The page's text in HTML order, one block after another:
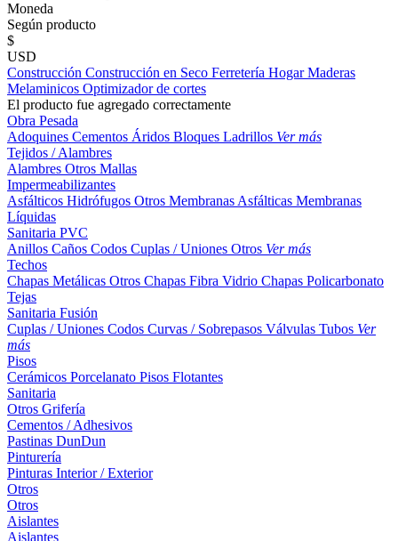
Moneda
Según producto
$
USD
Construcción Construcción en Seco Ferretería HogarMaderas
Melaminicos Optimizador de cortes
El producto fue agregado correctamente
Obra Pesada
Adoquines Cementos Áridos Bloques Ladrillos Ver más
Tejidos / Alambres
Alambres Otros Mallas
Impermeabilizantes
Asfálticos Hidrófugos Otros Membranas Asfálticas Membranas
Líquidas
Sanitaria PVC
Anillos Caños Codos Cuplas / Uniones Otros Ver más
Techos
Chapas Metálicas Otros Chapas Fibra Vidrio Chapas Policarbonato
Tejas
Sanitaria Fusión
Cuplas / Uniones Codos Curvas / Sobrepasos Válvulas Tubos Ver
más
Pisos
Cerámicos Porcelanato Pisos Flotantes
Sanitaria
Otros Grifería
Cementos / Adhesivos
Pastinas DunDun
Pinturería
Pinturas Interior / Exterior
Otros
Otros
Aislantes
Aislantes